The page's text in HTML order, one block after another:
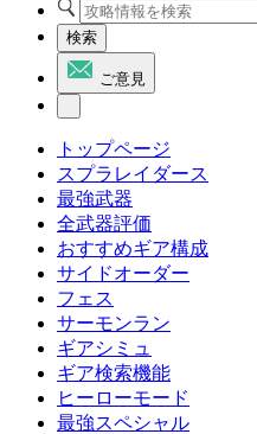
検索
ご意見
トップページ
スプラレイダース
最強武器
全武器評価
おすすめギア構成
サイドオーダー
フェス
サーモンラン
ギアシミュ
ギア検索機能
ヒーローモード
最強スペシャル